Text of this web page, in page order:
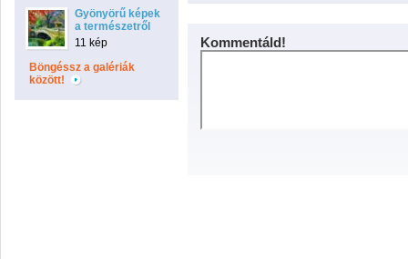
Gyönyörű képek
a természetről
11 kép
Böngéssz a galériák
között!
Kommentáld!